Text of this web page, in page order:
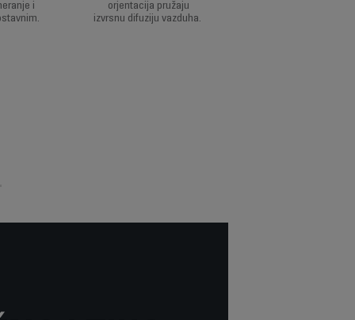
i
orjentacija pružaju
izvrsnu difuziju vazduha.